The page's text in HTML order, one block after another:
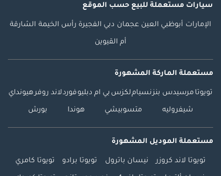
سيارات مستعملة للبيع حسب الموقع
الإمارات أبوظبي العين عجمان دبي الفجيرة رأس الخيمة الشارقة
أم القيوين
مستعملة الماركة المشهورة
تويوتا مرسيدس بنزنسياملكزس بي ام دبليوفوردلاند روفرهيونداي
شيفروليه متسوبيشي هوندا بورش
مستعملة الموديل المشهورة
تويوتا لاند كروزر نيسان باترول تويوتا برادو تويوتا كامري